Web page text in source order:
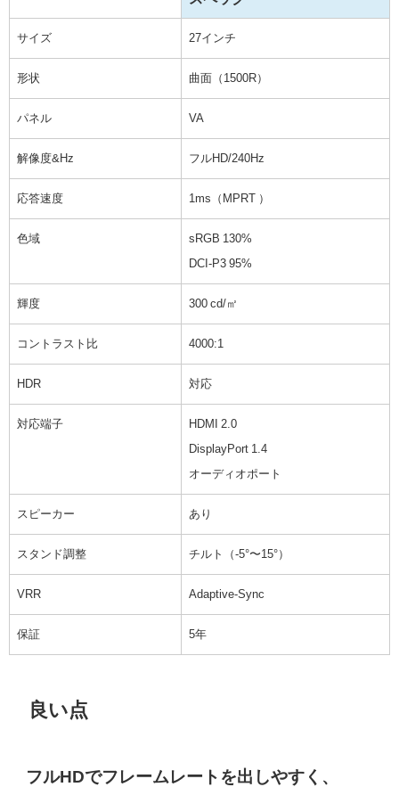
サイズ 27インチ
形状 曲面（1500R）
パネル VA
解像度&Hz フルHD/240Hz
応答速度 1ms（MPRT ）
色域 sRGB 130%
DCI-P3 95%
輝度 300 cd/㎡
コントラスト比 4000:1
HDR 対応
対応端子 HDMI 2.0
DisplayPort 1.4
オーディオポート
スピーカー あり
スタンド調整 チルト（-5°〜15°）
VRR Adaptive-Sync
保証 5年
良い点
フルHDでフレームレートを出しやすく、